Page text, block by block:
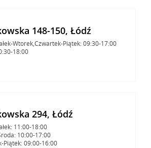
148-150, Łódź
Wtorek,Czwartek-Piątek: 09:30-17:00
18:00
294, Łódź
11:00-18:00
10:00-17:00
Piątek: 09:00-16:00